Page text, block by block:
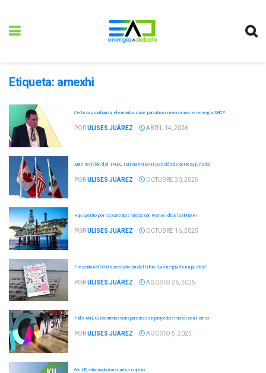
Etiqueta: amexhi
Certeza y confianza, elementos clave para atraer inversiones en energía: SHCP
PORULISES JUÁREZ ABRIL 14, 2026
Ante revisión del TMEC, reitera AMEXHI petición de certeza jurídica
PORULISES JUÁREZ OCTUBRE 30, 2025
Hay apetito por los contratos mixtos con Pemex, dice la AMEXHI
PORULISES JUÁREZ OCTUBRE 16, 2025
Presenta AMEXHI cuarta edición del libro “La energía de un pueblo”
PORULISES JUÁREZ AGOSTO 26, 2025
Pide AMEXHI contratos transparentes en proyectos mixtos con Pemex
PORULISES JUÁREZ AGOSTO 5, 2025
Gas LP, saludando con sombrero ajeno